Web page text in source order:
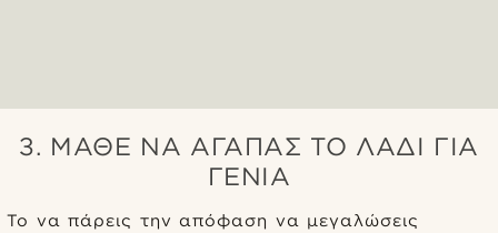
3. ΜΆΘΕ ΝΑ ΑΓΑΠΆΣ ΤΟ ΛΆΔΙ ΓΙΑ
ΓΈΝΙΑ
Το να πάρεις την απόφαση να μεγαλώσεις